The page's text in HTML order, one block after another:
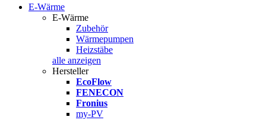
E-Wärme
E-Wärme
Zubehör
Wärmepumpen
Heizstäbe
alle anzeigen
Hersteller
EcoFlow
FENECON
Fronius
my-PV